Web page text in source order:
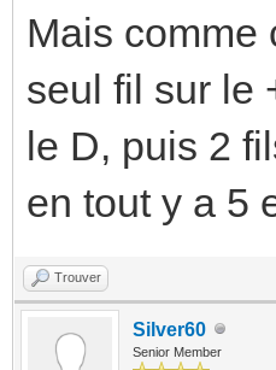
Mais comme
seul fil sur le
le D, puis 2
en tout y a 5
Trouver
Silver60
Senior Member